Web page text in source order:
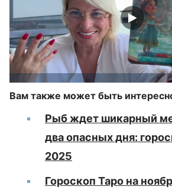
Вам также может быть
Рыб ждет шикарный
два опасных дня:
2025
Гороскоп Таро на